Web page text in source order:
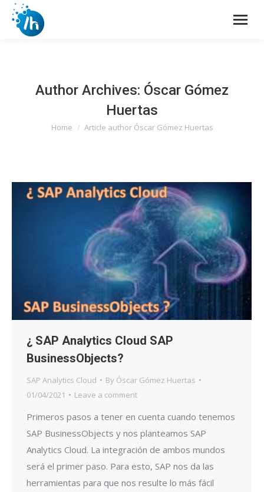
Author Archives: Óscar Gómez
Huertas
You are here:
Home Article author Óscar Gómez Huertas
¿ SAP Analytics Cloud SAP
BusinessObjects?
SAP Analytics Cloud By Óscar Gómez Huertas
01/04/2021
Leave a comment
Primeros pasos a tener en cuenta cuando tenemos
SAP BusinessObjects y nos planteamos SAP
Analytics Cloud. La integración de ambos mundos
será el primer paso. Para esto, SAP nos da las
herramientas para que nos resulte lo más fácil